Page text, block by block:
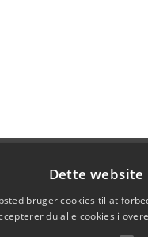
Dette website
bruger cookies til at
du alle cookies i